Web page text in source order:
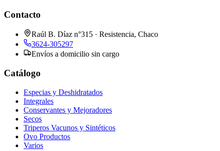
Contacto
Raúl B. Díaz n°315 · Resistencia, Chaco
3624-305297
Envíos a domicilio sin cargo
Catálogo
Especias y Deshidratados
Integrales
Conservantes y Mejoradores
Secos
Triperos Vacunos y Sintéticos
Ovo Productos
Varios